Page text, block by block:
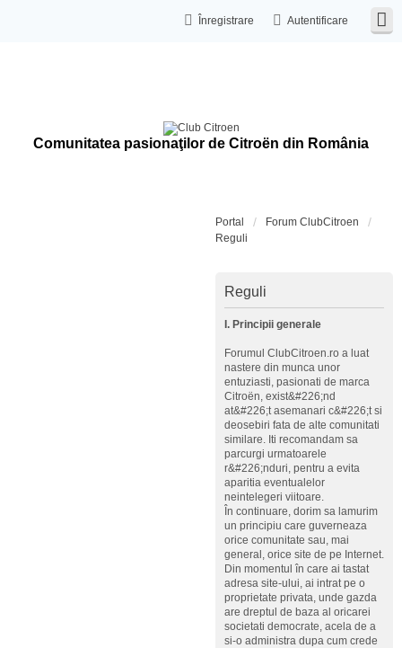
Autentificare
Înregistrare
Comunitatea pasionaţilor de Citroën din România
Portal
Forum ClubCitroen
Reguli
Reguli
I. Principii generale
Forumul ClubCitroen.ro a luat
nastere din munca unor
entuziasti, pasionati de marca
Citroën, exist&#226;nd
at&#226;t asemanari c&#226;t si
deosebiri fata de alte comunitati
similare. Iti recomandam sa
parcurgi urmatoarele
r&#226;nduri, pentru a evita
aparitia eventualelor
neintelegeri viitoare.
În continuare, dorim sa lamurim
un principiu care guverneaza
orice comunitate sau, mai
general, orice site de pe Internet.
Din momentul în care ai tastat
adresa site-ului, ai intrat pe o
proprietate privata, unde gazda
are dreptul de baza al oricarei
societati democrate, acela de a
si-o administra dupa cum crede